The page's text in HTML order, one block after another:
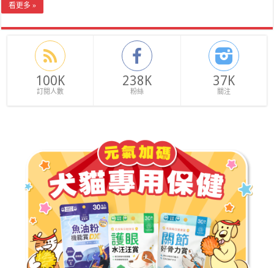
看更多 »
100K
訂閱人數
238K
粉絲
37K
關注